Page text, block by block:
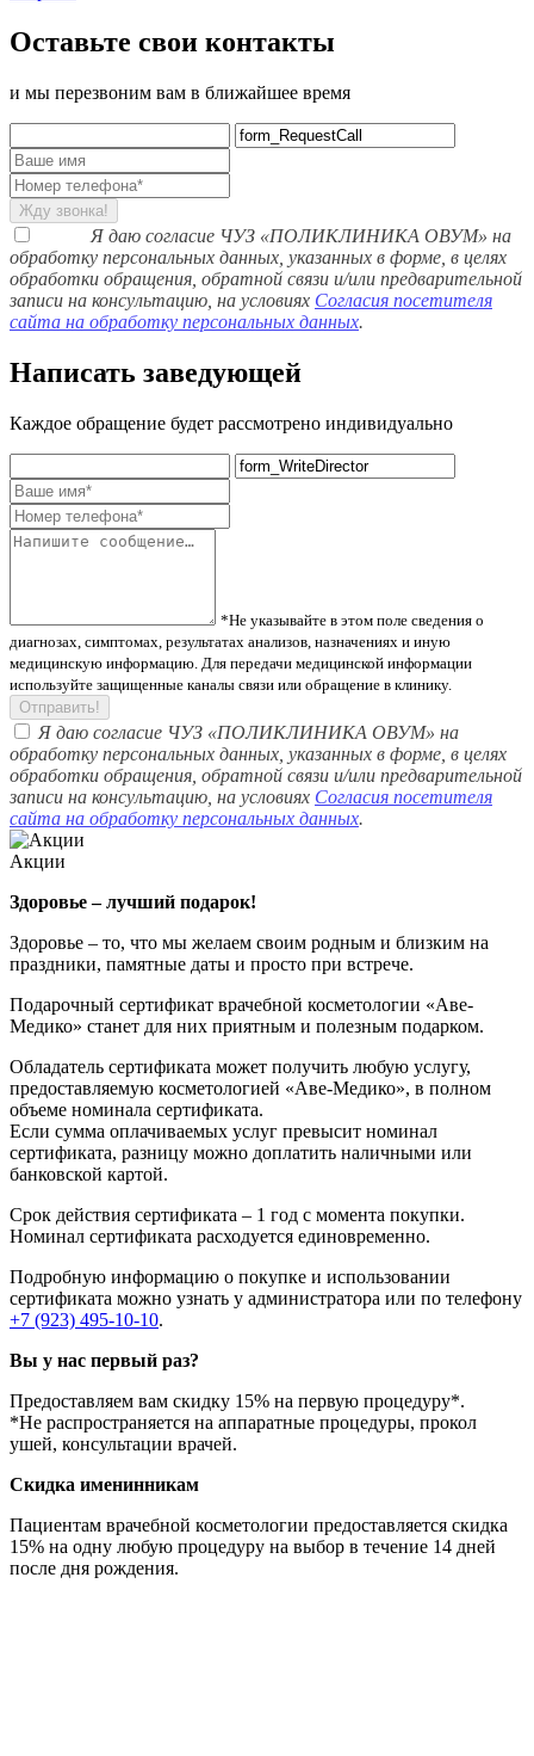
Оставьте свои контакты
и мы перезвоним вам в ближайшее время
Жду звонка!
Я даю согласие ЧУЗ «ПОЛИКЛИНИКА ОВУМ» на
обработку персональных данных, указанных в форме, в целях
обработки обращения, обратной связи и/или предварительной
записи на консультацию, на условиях Согласия посетителя
сайта на обработку персональных данных.
Написать заведующей
Каждое обращение будет рассмотрено индивидуально
*Не указывайте в этом поле сведения о
диагнозах, симптомах, результатах анализов, назначениях и иную
медицинскую информацию. Для передачи медицинской информации
используйте защищенные каналы связи или обращение в клинику.
Отправить!
Я даю согласие ЧУЗ «ПОЛИКЛИНИКА ОВУМ» на
обработку персональных данных, указанных в форме, в целях
обработки обращения, обратной связи и/или предварительной
записи на консультацию, на условиях Согласия посетителя
сайта на обработку персональных данных.
Акции
Здоровье – лучший подарок!
Здоровье – то, что мы желаем своим родным и близким на
праздники, памятные даты и просто при встрече.
Подарочный сертификат врачебной косметологии «Аве-
Медико» станет для них приятным и полезным подарком.
Обладатель сертификата может получить любую услугу,
предоставляемую косметологией «Аве-Медико», в полном
объеме номинала сертификата.
Если сумма оплачиваемых услуг превысит номинал
сертификата, разницу можно доплатить наличными или
банковской картой.
Срок действия сертификата – 1 год с момента покупки.
Номинал сертификата расходуется единовременно.
Подробную информацию о покупке и использовании
сертификата можно узнать у администратора или по телефону
+7 (923) 495-10-10.
Вы у нас первый раз?
Предоставляем вам скидку 15% на первую процедуру*.
*Не распространяется на аппаратные процедуры, прокол
ушей, консультации врачей.
Скидка именинникам
Пациентам врачебной косметологии предоставляется скидка
15% на одну любую процедуру на выбор в течение 14 дней
после дня рождения.